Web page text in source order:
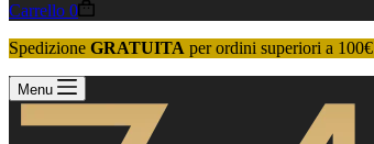
Carrello 0
Spedizione GRATUITA per ordini superiori a 100€
Menu